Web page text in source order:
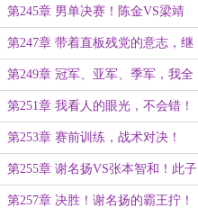
第245章 男单决赛！陈金VS梁靖
琨！
第247章 带着直板残党的意志，继
续冲吧！
第249章 冠军、亚军、季军，我全
都要，一个都不能少！
第251章 我看人的眼光，不会错！
第253章 赛前训练，战术对决！
第255章 谢名扬VS张本智和！此子
绝不简单...
第257章 决胜！谢名扬的霸王拧！